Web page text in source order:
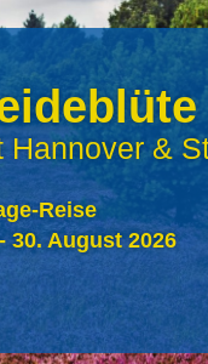
Hannover &
Reise
30. August 2026